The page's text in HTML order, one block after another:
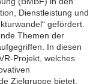
Dienstleistung und
gefördert.
Themen der
In diesen
Projekt, welches
Zielgruppe bietet.